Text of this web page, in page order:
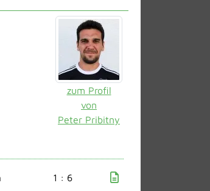
zum Profil
von
Peter Pribitny
1 : 6